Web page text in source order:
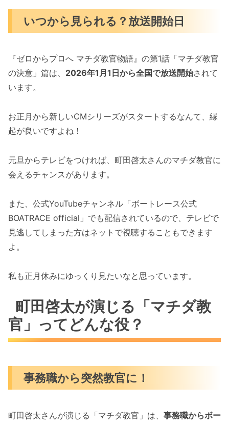
いつから見られる？放送開始日
『ゼロからプロへ マチダ教官物語』の第1話「マチダ教官
の決意」篇は、 2026年1月1日から全国で放送開始されて
います。
お正月から新しいCMシリーズがスタートするなんて、縁
起が良いですよね！
元旦からテレビをつければ、町田啓太さんのマチダ教官に
会えるチャンスがあります。
また、公式YouTubeチャンネル「ボートレース公式
BOATRACE official」でも配信されているので、テレビで
見逃してしまった方はネットで視聴することもできます
よ。
私も正月休みにゆっくり見たいなと思っています。
町田啓太が演じる「マチダ教
官」ってどんな役？
事務職から突然教官に！
町田啓太さんが演じる「マチダ教官」は、 事務職からボー